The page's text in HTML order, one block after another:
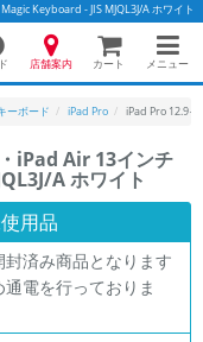
Keyboard - JIS MJQL3J/A ホワイ
店舗案内 カート メニュー
ーボード iPad Pro iPad Pro 12.9
iPad Air 13インチ
A ホワイト
用品
済み商品となります
電を行っておりま
える